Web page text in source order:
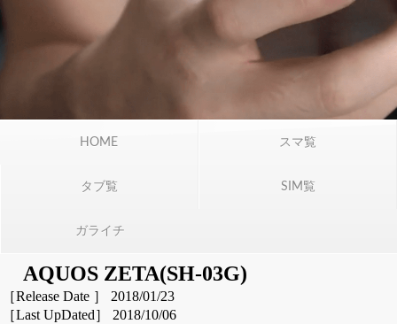
HOME スマ覧
タブ覧 SIM覧
ガライチ
AQUOS ZETA(SH-03G)
［Release Date ］ 2018/01/23
［Last UpDated］ 2018/10/06